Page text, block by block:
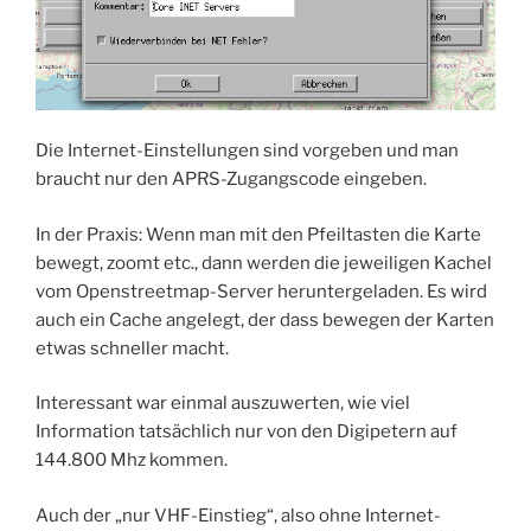
Die Internet-Einstellungen sind vorgeben und man
braucht nur den APRS-Zugangscode eingeben.
In der Praxis: Wenn man mit den Pfeiltasten die Karte
bewegt, zoomt etc., dann werden die jeweiligen Kachel
vom Openstreetmap-Server heruntergeladen. Es wird
auch ein Cache angelegt, der dass bewegen der Karten
etwas schneller macht.
Interessant war einmal auszuwerten, wie viel
Information tatsächlich nur von den Digipetern auf
144.800 Mhz kommen.
Auch der „nur VHF-Einstieg“, also ohne Internet-